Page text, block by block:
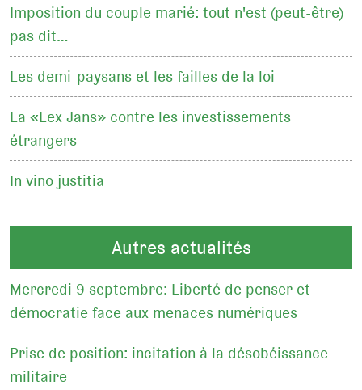
Imposition du couple marié: tout n'est (peut-être)
pas dit…
Les demi-paysans et les failles de la loi
La «Lex Jans» contre les investissements
étrangers
In vino justitia
Autres actualités
Mercredi 9 septembre: Liberté de penser et
démocratie face aux menaces numériques
Prise de position: incitation à la désobéissance
militaire